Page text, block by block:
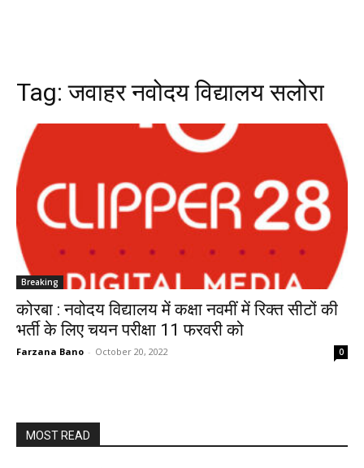
Tag:जवाहर नवोदय विद्यालय सलोरा
Breaking
कोरबा : नवोदय विद्यालय में कक्षा नवमीं में रिक्त सीटों की
भर्ती के लिए चयन परीक्षा 11 फरवरी को
Farzana Bano - October 20, 2022 0
MOST READ